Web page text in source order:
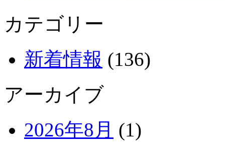
カテゴリー
新着情報 (136)
アーカイブ
2026年8月 (1)